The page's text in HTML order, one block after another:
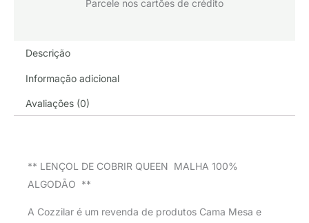
Parcele nos cartões de crédito
Descrição
Informação adicional
Avaliações (0)
** LENÇOL DE COBRIR QUEEN MALHA 100%
ALGODÃO **
A Cozzilar é um revenda de produtos Cama Mesa e